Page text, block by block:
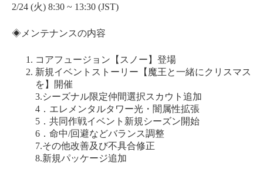
2/24 (火) 8:30 ~ 13:30 (JST)
◈メンテナンスの内容
コアフュージョン【スノー】登場
新規イベントストーリー【魔王と一緒にクリスマス
を】開催
3.シーズナル限定仲間選択スカウト追加
4．エレメンタルタワー光・闇属性拡張
5．共同作戦イベント新規シーズン開始
6．命中/回避などバランス調整
7.その他改善及び不具合修正
8.新規パッケージ追加